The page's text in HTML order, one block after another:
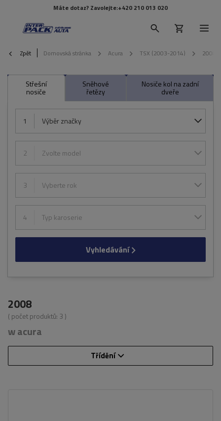
Máte dotaz? Zavolejte:+420 210 013 020
Zpět Domovská stránka Acura TSX (2003-2014) 2008
Střešní
nosiče
Sněhové
řetězy
Nosiče kol na zadní
dveře
1 Výběr značky
2 Zvolte model
3 Vyberte rok
4 Typ karoserie
Vyhledávání
2008
( počet produktů: 3 )
w acura
Třídění